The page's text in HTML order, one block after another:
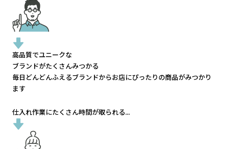
高品質でユニークな
ブランドがたくさんみつかる
毎日どんどんふえるブランドからお店にぴったりの商品がみつかり
ます
仕入れ作業にたくさん時間が取られる...